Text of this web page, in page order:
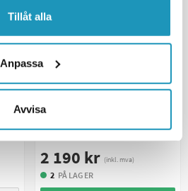
Tillåt alla
Anpassa
AvvisaKSX
01–05
2 190 kr (inkl. mva)
2 PÅ LAGER